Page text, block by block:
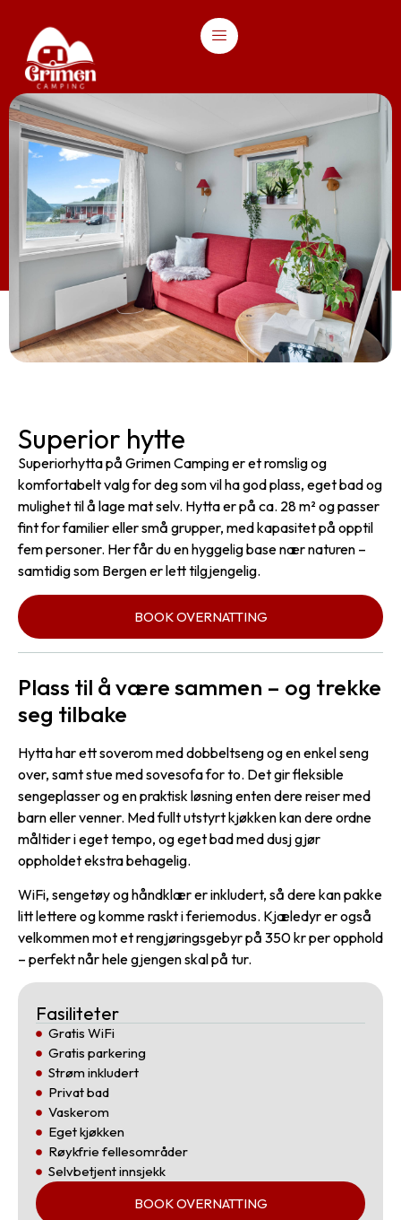
Superior hytte
Superiorhytta på Grimen Camping er et romslig og
komfortabelt valg for deg som vil ha god plass, eget bad og
mulighet til å lage mat selv. Hytta er på ca. 28 m² og passer
fint for familier eller små grupper, med kapasitet på opptil
fem personer. Her får du en hyggelig base nær naturen –
samtidig som Bergen er lett tilgjengelig.
BOOK OVERNATTING
Plass til å være sammen – og trekke
seg tilbake
Hytta har ett soverom med dobbeltseng og en enkel seng
over, samt stue med sovesofa for to. Det gir fleksible
sengeplasser og en praktisk løsning enten dere reiser med
barn eller venner. Med fullt utstyrt kjøkken kan dere ordne
måltider i eget tempo, og eget bad med dusj gjør
oppholdet ekstra behagelig.
WiFi, sengetøy og håndklær er inkludert, så dere kan pakke
litt lettere og komme raskt i feriemodus. Kjæledyr er også
velkommen mot et rengjøringsgebyr på 350 kr per opphold
– perfekt når hele gjengen skal på tur.
Fasiliteter
Gratis WiFi
Gratis parkering
Strøm inkludert
Privat bad
Vaskerom
Eget kjøkken
Røykfrie fellesområder
Selvbetjent innsjekk
BOOK OVERNATTING